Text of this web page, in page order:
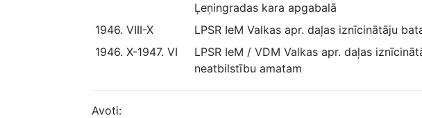
Ļeņingradas kara apgabalā
1946. VIII-X
LPSR IeM Valkas apr. daļas iznīcinātāju
1946. X-1947. VI
LPSR IeM / VDM Valkas apr. daļas
neatbilstību amatam
Avoti: